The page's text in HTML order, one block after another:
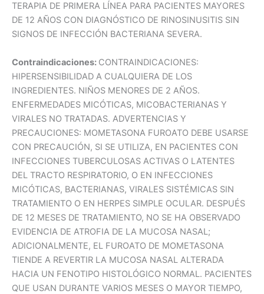
TERAPIA DE PRIMERA LÍNEA PARA PACIENTES MAYORES
DE 12 AÑOS CON DIAGNÓSTICO DE RINOSINUSITIS SIN
SIGNOS DE INFECCIÓN BACTERIANA SEVERA.
Contraindicaciones: CONTRAINDICACIONES:
HIPERSENSIBILIDAD A CUALQUIERA DE LOS
INGREDIENTES. NIÑOS MENORES DE 2 AÑOS.
ENFERMEDADES MICÓTICAS, MICOBACTERIANAS Y
VIRALES NO TRATADAS. ADVERTENCIAS Y
PRECAUCIONES: MOMETASONA FUROATO DEBE USARSE
CON PRECAUCIÓN, SI SE UTILIZA, EN PACIENTES CON
INFECCIONES TUBERCULOSAS ACTIVAS O LATENTES
DEL TRACTO RESPIRATORIO, O EN INFECCIONES
MICÓTICAS, BACTERIANAS, VIRALES SISTÉMICAS SIN
TRATAMIENTO O EN HERPES SIMPLE OCULAR. DESPUÉS
DE 12 MESES DE TRATAMIENTO, NO SE HA OBSERVADO
EVIDENCIA DE ATROFIA DE LA MUCOSA NASAL;
ADICIONALMENTE, EL FUROATO DE MOMETASONA
TIENDE A REVERTIR LA MUCOSA NASAL ALTERADA
HACIA UN FENOTIPO HISTOLÓGICO NORMAL. PACIENTES
QUE USAN DURANTE VARIOS MESES O MAYOR TIEMPO,